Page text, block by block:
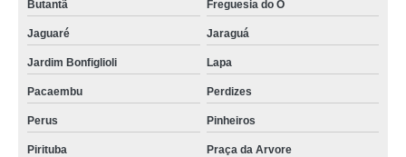
Butantã Freguesia do Ó
Jaguaré Jaraguá
Jardim Bonfiglioli Lapa
Pacaembu Perdizes
Perus Pinheiros
Pirituba Praça da Arvore